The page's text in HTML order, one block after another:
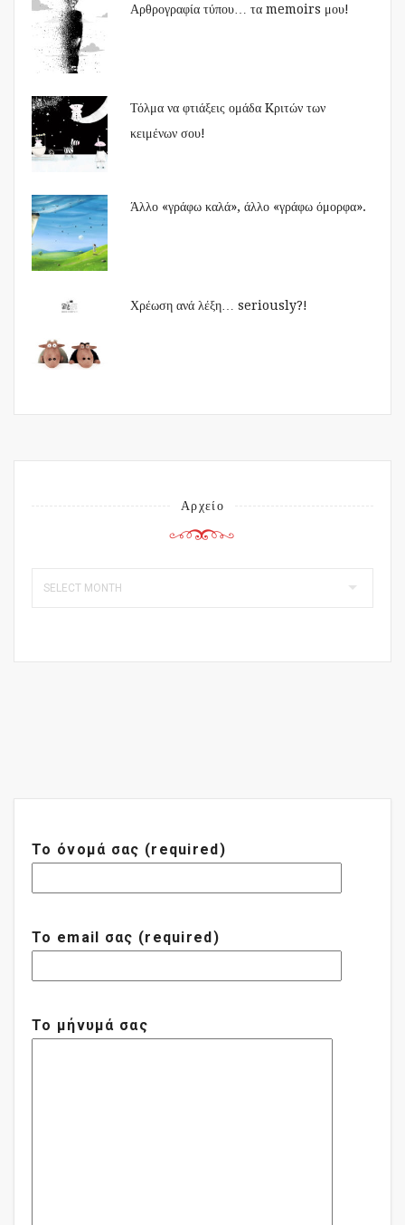
Αρθρογραφία τύπου… τα memoirs μου!
Τόλμα να φτιάξεις ομάδα Kριτών των
κειμένων σου!
Άλλο «γράφω καλά», άλλο «γράφω όμορφα».
Χρέωση ανά λέξη… seriously?!
Αρχείο
Το όνομά σας (required)
Το email σας (required)
Το μήνυμά σας